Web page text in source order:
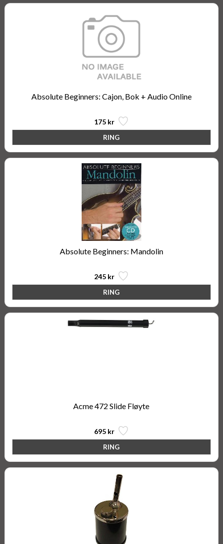
Absolute Beginners: Cajon, Bok + Audio Online
175 kr
Absolute Beginners: Mandolin
245 kr
Acme 472 Slide Fløyte
695 kr